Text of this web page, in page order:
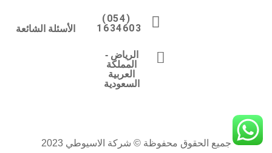
الأسئلة الشائعة
(054)
1634603
الرياض -
المملكة
العربية
السعودية
جميع الحقوق محفوظة © شركة الاسيوطي 2023